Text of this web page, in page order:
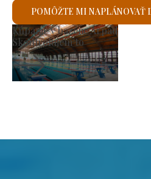
POMÔŽTE MI NAPLÁNOVAŤ